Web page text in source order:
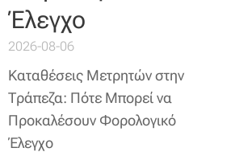
Έλεγχο
2026-08-06
Καταθέσεις Μετρητών στην
Τράπεζα: Πότε Μπορεί να
Προκαλέσουν Φορολογικό
Έλεγχο